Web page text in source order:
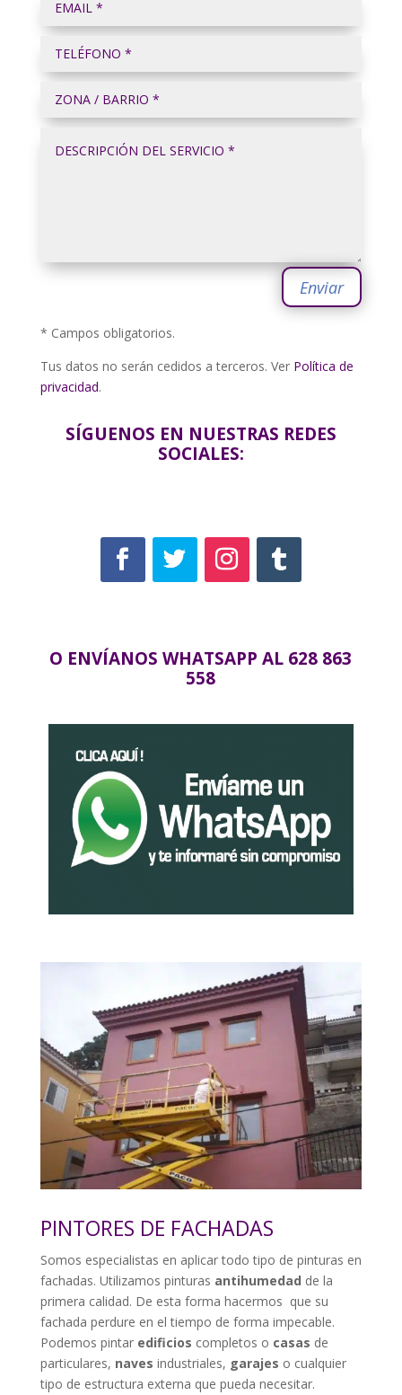
Enviar
* Campos obligatorios.
Tus datos no serán cedidos a terceros. Ver Política de
privacidad.
SÍGUENOS EN NUESTRAS REDES
SOCIALES:
O ENVÍANOS WHATSAPP AL 628 863
558
PINTORES DE FACHADAS
Somos especialistas en aplicar todo tipo de pinturas en
fachadas. Utilizamos pinturas antihumedad de la
primera calidad. De esta forma hacermos que su
fachada perdure en el tiempo de forma impecable.
Podemos pintar edificios completos o casas de
particulares, naves industriales, garajes o cualquier
tipo de estructura externa que pueda necesitar.